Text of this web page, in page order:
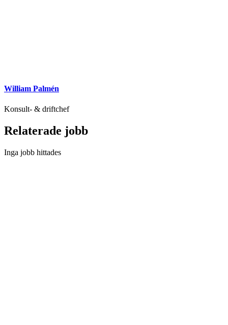
William Palmén
Konsult- & driftchef
Relaterade jobb
Inga jobb hittades